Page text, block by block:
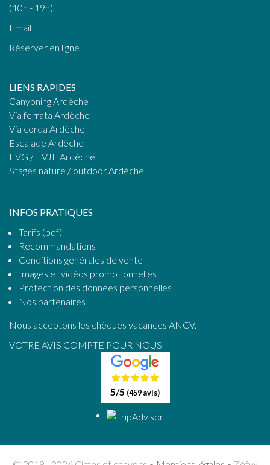
(10h - 19h)
Email
Réserver en ligne
LIENS RAPIDES
Canyoning Ardèche
Via ferrata Ardèche
Via corda Ardèche
Escalade Ardèche
EVG / EVJF Ardèche
Stages nature / outdoor Ardèche
INFOS PRATIQUES
Tarifs (pdf)
Recommandations
Conditions générales de vente
Images et vidéos promotionnelles
Protection des données personnelles
Nos partenaires
Nous acceptons les chèques vacances ANCV.
VOTRE AVIS COMPTE POUR NOUS
5/5 (459 avis)